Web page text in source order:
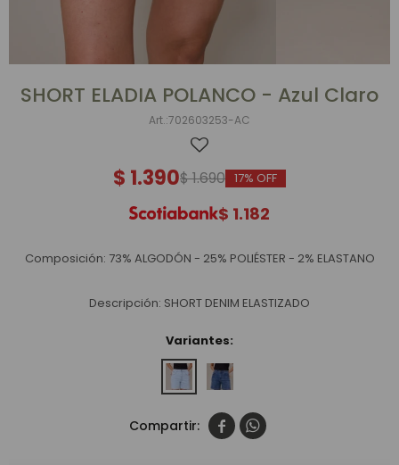
SHORT ELADIA POLANCO - Azul Claro
702603253-AC
$ 1.390$1.690 17
$ 1.182
Composición: 73% ALGODÓN - 25% POLIÉSTER - 2% ELASTANO
Descripción: SHORT DENIM ELASTIZADO
Variantes:
 